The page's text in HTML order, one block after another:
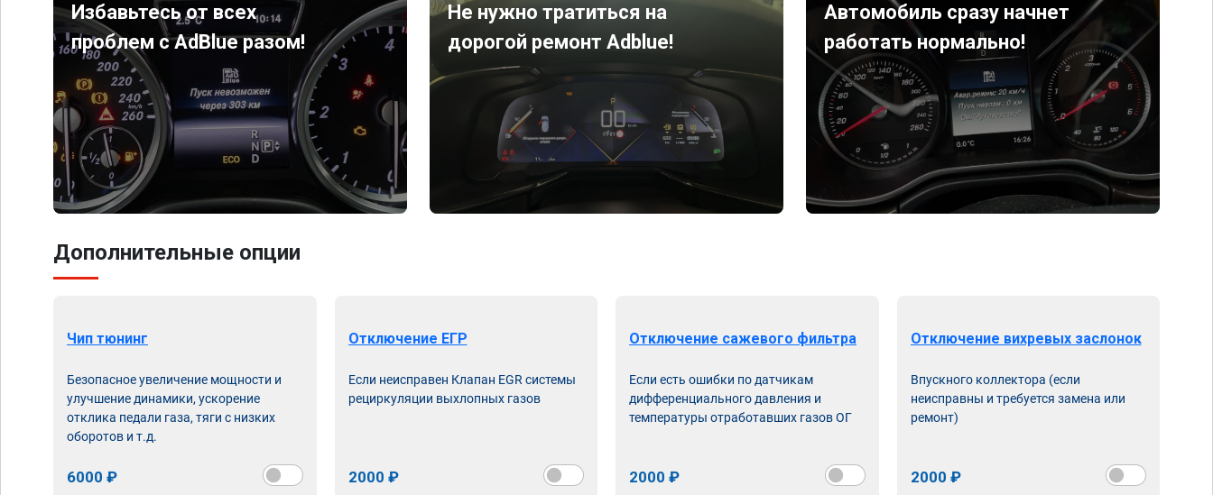
Избавьтесь от всех
проблем с AdBlue разом!
Не нужно тратиться на
дорогой ремонт Adblue!
Автомобиль сразу начнет
работать нормально!
Дополнительные опции
Чип тюнинг
Безопасное увеличение мощности и
улучшение динамики, ускорение
отклика педали газа, тяги с низких
оборотов и т.д.
6000 ₽
Отключение ЕГР
Если неисправен Клапан EGR системы
рециркуляции выхлопных газов
2000 ₽
Отключение сажевого фильтра
Если есть ошибки по датчикам
дифференциального давления и
температуры отработавших газов ОГ
2000 ₽
Отключение вихревых заслонок
Впускного коллектора (если
неисправны и требуется замена или
ремонт)
2000 ₽